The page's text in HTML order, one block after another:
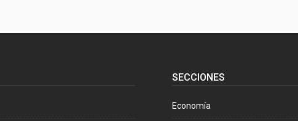
SECCIONES
Economía